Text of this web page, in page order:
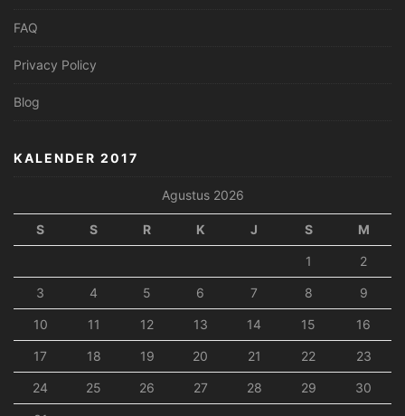
FAQ
Privacy Policy
Blog
KALENDER 2017
Agustus 2026
S S R K J S M
1 2
3 4 5 6 7 8 9
10 11 12 13 14 15 16
17 18 19 20 21 22 23
24 25 26 27 28 29 30